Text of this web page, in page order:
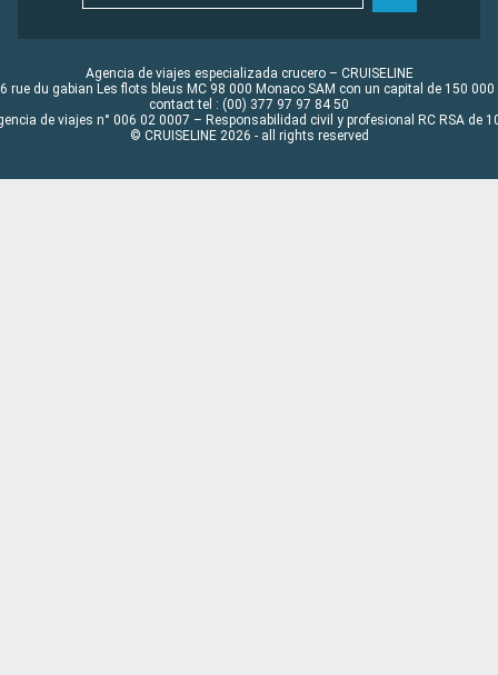
Agencia de viajes especializada crucero – CRUISELINE
rue du gabian Les flots bleus MC 98 000 Monaco SAM con un capital de 150 000
contact tel : (00) 377 97 97 84 50
de viajes n° 006 02 0007 – Responsabilidad civil y profesional RC RSA de
© CRUISELINE 2026 - all rights reserved